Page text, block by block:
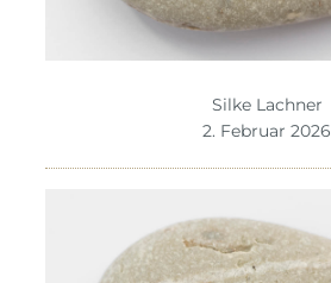
Silke Lachner
2. Februar 2026